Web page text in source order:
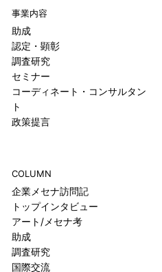
事業内容
助成
認定・顕彰
調査研究
セミナー
コーディネート・コンサルタン
ト
政策提言
COLUMN
企業メセナ訪問記
トップインタビュー
アート/メセナ考
助成
調査研究
国際交流